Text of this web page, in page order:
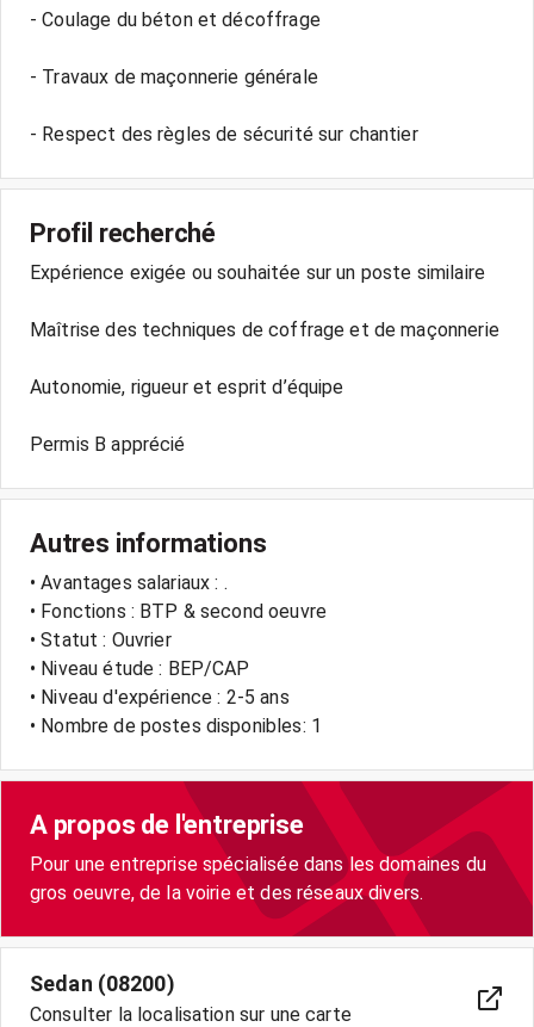
- Coulage du béton et décoffrage
- Travaux de maçonnerie générale
- Respect des règles de sécurité sur chantier
Profil recherché
Expérience exigée ou souhaitée sur un poste similaire
Maîtrise des techniques de coffrage et de maçonnerie
Autonomie, rigueur et esprit d’équipe
Permis B apprécié
Autres informations
• Avantages salariaux : .
• Fonctions : BTP & second oeuvre
• Statut : Ouvrier
• Niveau étude : BEP/CAP
• Niveau d'expérience : 2-5 ans
• Nombre de postes disponibles: 1
A propos de l'entreprise
Pour une entreprise spécialisée dans les domaines du
gros oeuvre, de la voirie et des réseaux divers.
Sedan (08200)
Consulter la localisation sur une carte